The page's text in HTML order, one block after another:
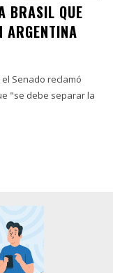
BRASIL QUE
ARGENTINA
Senado reclamó
"se debe separar la